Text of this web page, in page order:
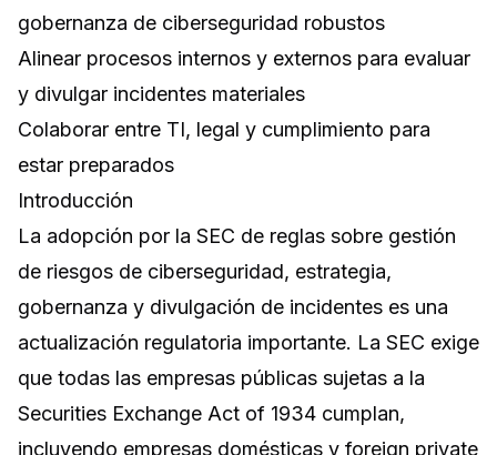
gobernanza de ciberseguridad robustos
Alinear procesos internos y externos para evaluar
y divulgar incidentes materiales
Colaborar entre TI, legal y cumplimiento para
estar preparados
Introducción
La adopción por la SEC de reglas sobre gestión
de riesgos de ciberseguridad, estrategia,
gobernanza y divulgación de incidentes es una
actualización regulatoria importante. La SEC exige
que todas las empresas públicas sujetas a la
Securities Exchange Act of 1934 cumplan,
incluyendo empresas domésticas y foreign private